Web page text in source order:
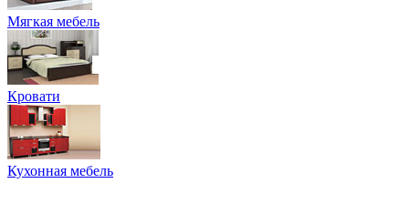
Мягкая мебель
Кровати
Кухонная мебель